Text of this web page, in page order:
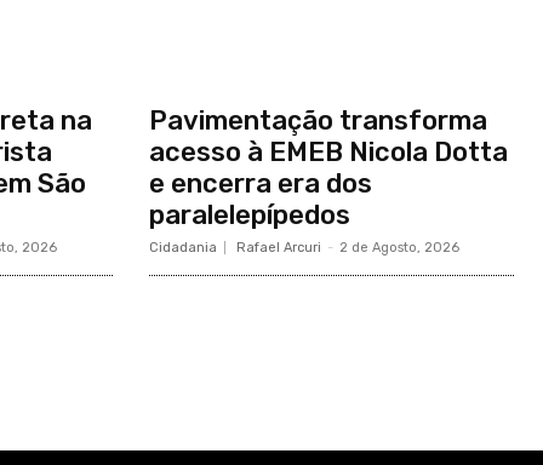
na
São
2026
Pavimentação transforma
acesso à EMEB Nicola Dotta
e encerra era dos
paralelepípedos
Cidadania Rafael Arcuri - 2 de Agosto, 2026